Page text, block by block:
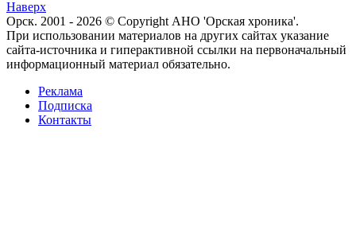
Наверх
Орск. 2001 - 2026 © Copyright АНО 'Орская хроника'.
При использовании материалов на других сайтах указание
сайта-источника и гиперактивной ссылки на первоначальный
информационный материал обязательно.
Реклама
Подписка
Контакты